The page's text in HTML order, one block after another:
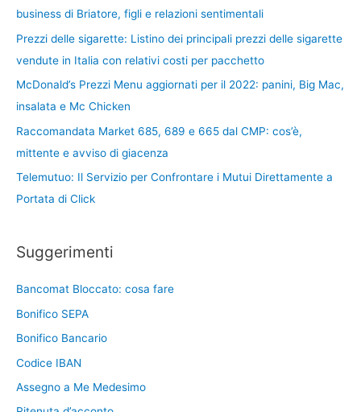
business di Briatore, figli e relazioni sentimentali
Prezzi delle sigarette: Listino dei principali prezzi delle sigarette
vendute in Italia con relativi costi per pacchetto
McDonald’s Prezzi Menu aggiornati per il 2022: panini, Big Mac,
insalata e Mc Chicken
Raccomandata Market 685, 689 e 665 dal CMP: cos’è,
mittente e avviso di giacenza
Telemutuo: Il Servizio per Confrontare i Mutui Direttamente a
Portata di Click
Suggerimenti
Bancomat Bloccato: cosa fare
Bonifico SEPA
Bonifico Bancario
Codice IBAN
Assegno a Me Medesimo